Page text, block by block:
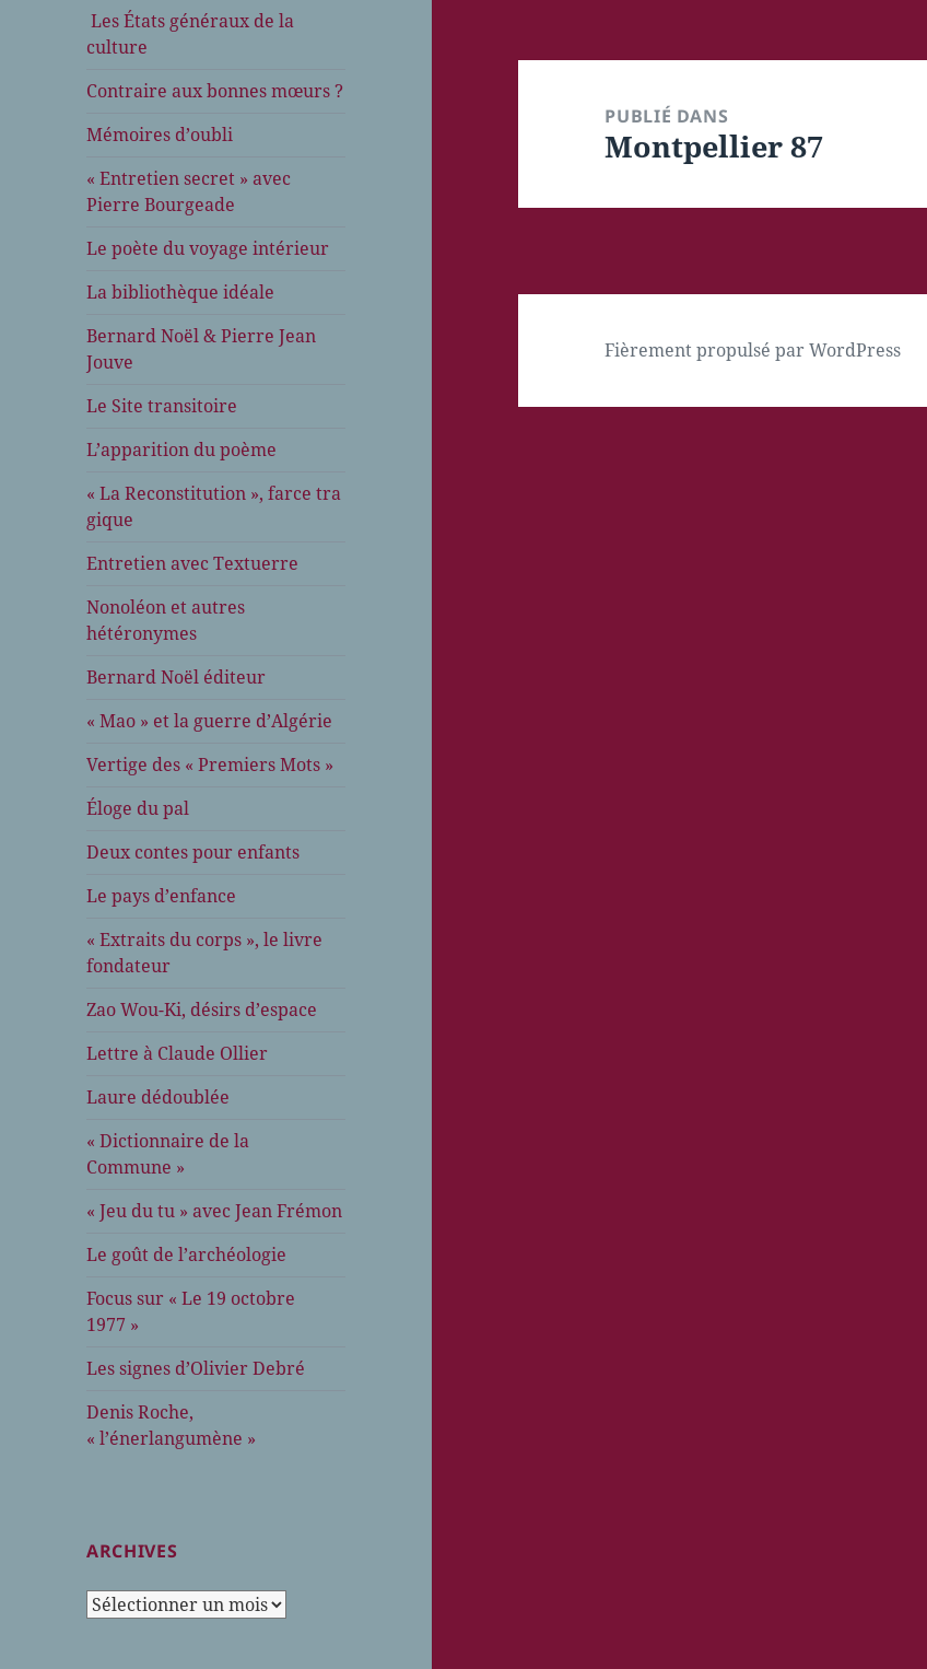
Les États généraux de la
culture
Contraire aux bonnes mœurs ?
Mémoires d’oubli
« Entretien secret » avec
Pierre Bourgeade
Le poète du voyage intérieur
La bibliothèque idéale
Bernard Noël & Pierre Jean
Jouve
Le Site transitoire
L’apparition du poème
« La Reconstitution », farce tra
gique
Entretien avec Textuerre
Nonoléon et autres
hétéronymes
Bernard Noël éditeur
« Mao » et la guerre d’Algérie
Vertige des « Premiers Mots »
Éloge du pal
Deux contes pour enfants
Le pays d’enfance
« Extraits du corps », le livre
fondateur
Zao Wou-Ki, désirs d’espace
Lettre à Claude Ollier
Laure dédoublée
« Dictionnaire de la
Commune »
« Jeu du tu » avec Jean Frémon
Le goût de l’archéologie
Focus sur « Le 19 octobre
1977 »
Les signes d’Olivier Debré
Denis Roche,
« l’énerlangumène »
ARCHIVES
Archives
PUBLIÉ DANS
Montpellier 87
Fièrement propulsé par WordPress